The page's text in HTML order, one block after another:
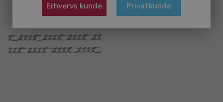
Erhvervs kunde Privatkunde